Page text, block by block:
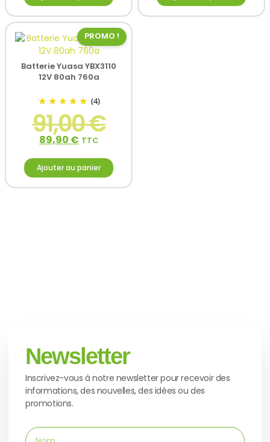
PROMO !
Batterie Yuasa YBX3110
12V 80ah 760a
(4)
91,00€
89,90 € TTC
Ajouter au panier
Newsletter
Inscrivez-vous à notre newsletter pour recevoir des
informations, des nouvelles, des idées ou des
promotions.